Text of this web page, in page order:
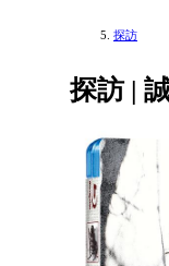
探訪
探訪 |